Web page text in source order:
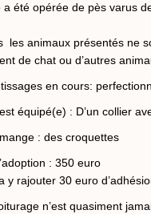
a été opérée de pès varus
les animaux présentés ne
de chat ou d’autres
en cours:
équipé(e) : D’un collier
: des croquettes
: 350 euro
y rajouter 30 euro
n’est quasiment